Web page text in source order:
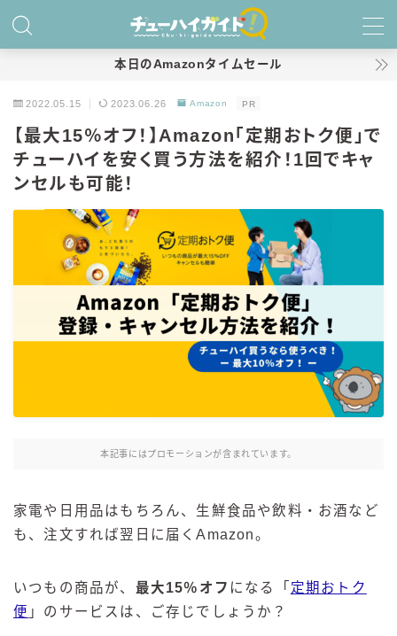
特集！
商品レビュー
キリン
氷結
氷結 無糖
麒麟 発酵サワー
サントリー
ー196℃ 瞬間凍結
ー196℃ ザ・まるごと
本日のAmazonタイムセール
2022.05.15 2023.06.26 Amazon PR
【最大15％オフ！】Amazon「定期おトク便」で
チューハイを安く買う方法を紹介！1回でキャ
ンセルも可能！
本記事にはプロモーションが含まれています。
家電や日用品はもちろん、生鮮食品や飲料・お酒など
も、注文すれば翌日に届くAmazon。
いつもの商品が、 最大15％オフ になる「 定期おトク
便 」のサービスは、ご存じでしょうか？